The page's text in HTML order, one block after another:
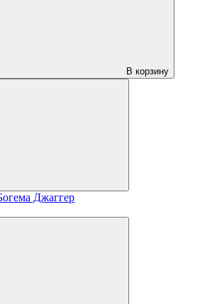
В корзину